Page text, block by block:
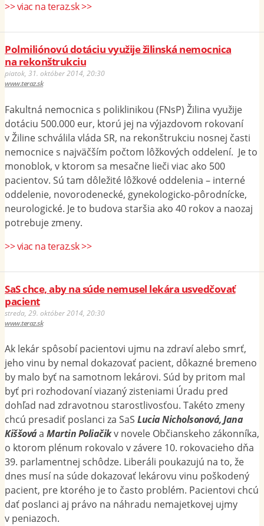
>> viac na teraz.sk >>
Polmiliónovú dotáciu využije žilinská nemocnica
na rekonštrukciu
piatok, 31. október 2014, 20:30
www.teraz.sk
Fakultná nemocnica s poliklinikou (FNsP) Žilina využije
dotáciu 500.000 eur, ktorú jej na výjazdovom rokovaní
v Žiline schválila vláda SR, na rekonštrukciu nosnej časti
nemocnice s najväčším počtom lôžkových oddelení. Je to
monoblok, v ktorom sa mesačne lieči viac ako 500
pacientov. Sú tam dôležité lôžkové oddelenia – interné
oddelenie, novorodenecké, gynekologicko-pôrodnícke,
neurologické. Je to budova staršia ako 40 rokov a naozaj
potrebuje zmeny.
>> viac na teraz.sk >>
SaS chce, aby na súde nemusel lekára usvedčovať
pacient
streda, 29. október 2014, 20:30
www.teraz.sk
Ak lekár spôsobí pacientovi ujmu na zdraví alebo smrť,
jeho vinu by nemal dokazovať pacient, dôkazné bremeno
by malo byť na samotnom lekárovi. Súd by pritom mal
byť pri rozhodovaní viazaný zisteniami Úradu pred
dohľad nad zdravotnou starostlivosťou. Takéto zmeny
chcú presadiť poslanci za SaS Lucia Nicholsonová, Jana
Kiššováa Martin Poliačikv novele Občianskeho zákonníka,
o ktorom plénum rokovalo v závere 10. rokovacieho dňa
39. parlamentnej schôdze. Liberáli poukazujú na to, že
dnes musí na súde dokazovať lekárovu vinu poškodený
pacient, pre ktorého je to často problém. Pacientovi chcú
dať poslanci aj právo na náhradu nemajetkovej ujmy
v peniazoch.